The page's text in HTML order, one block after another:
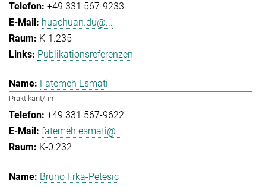
+49 331 567-9233
huachuan.du@...
K-1.235
Publikationsreferenzen
Fatemeh Esmati
Praktikant/-in
+49 331 567-9622
fatemeh.esmati@...
K-0.232
Bruno Frka-Petesic